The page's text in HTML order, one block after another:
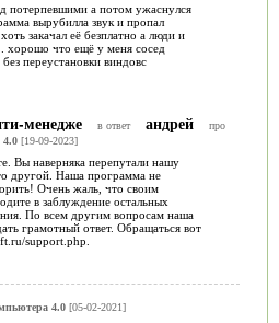
потерпевшими а потом ужаснулся
вырубилла звук и пропал
закачал её безплатно а люди и
хорошо что ещё у меня сосед
переустановки виндовс
менедже в ответ андрей
про
4.0[19-09-2023]
Вы наверняка перепутали нашу
другой. Наша программа не
Очень жаль, что своим
в заблуждение остальных
По всем другим вопросам наша
грамотный ответ. Обращаться вот
support.php.
4.0[05-02-2021]